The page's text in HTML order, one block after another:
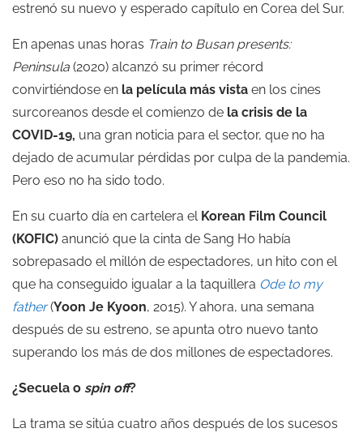
estrenó su nuevo y esperado capítulo en Corea del Sur.
En apenas unas horas Train to Busan presents:
Peninsula (2020) alcanzó su primer récord
convirtiéndose en la película más vista en los cines
surcoreanos desde el comienzo de la crisis de la
COVID-19, una gran noticia para el sector, que no ha
dejado de acumular pérdidas por culpa de la pandemia.
Pero eso no ha sido todo.
En su cuarto día en cartelera el Korean Film Council
(KOFIC) anunció que la cinta de Sang Ho había
sobrepasado el millón de espectadores, un hito con el
que ha conseguido igualar a la taquillera Ode to my
father(Yoon Je Kyoon, 2015). Y ahora, una semana
después de su estreno, se apunta otro nuevo tanto
superando los más de dos millones de espectadores.
¿Secuela o spin off?
La trama se sitúa cuatro años después de los sucesos